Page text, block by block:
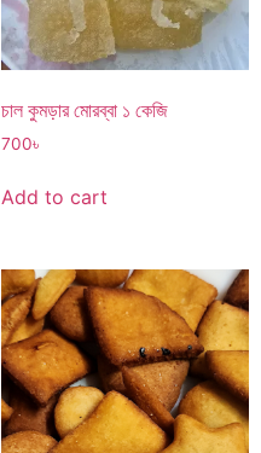
চাল কুমড়ার মোরব্বা ১ কেজি
700৳
Add to cart